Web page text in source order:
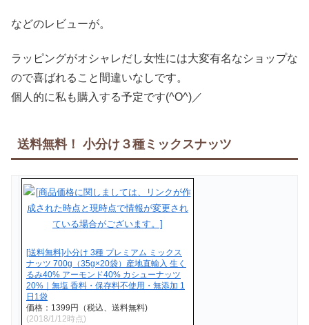
などのレビューが。
ラッピングがオシャレだし女性には大変有名なショップな
ので喜ばれること間違いなしです。
個人的に私も購入する予定です(^O^)／
送料無料！ 小分け３種ミックスナッツ
[送料無料]小分け 3種 プレミアム ミックス
ナッツ 700g（35g×20袋）産地直輸入 生く
るみ40% アーモンド40% カシューナッツ
20%｜無塩 香料・保存料不使用・無添加 1
日1袋
価格：1399円（税込、送料無料)
(2018/1/12時点)